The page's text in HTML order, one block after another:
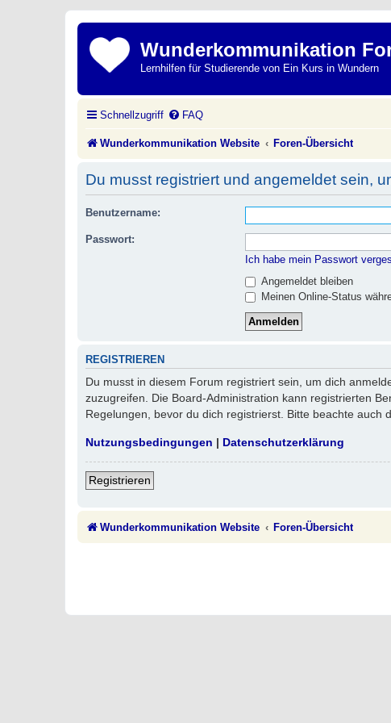
Wunderkommunikation
Lernhilfen für Studierende von Ein Kurs in Wundern
Schnellzugriff FAQ
Wunderkommunikation Website Foren-Übersicht
Du musst registriert und angemeldet sein,
Benutzername:
Passwort:
Ich habe mein Passwort
Angemeldet bleiben
Meinen Online-Status
REGISTRIEREN
Du musst in diesem Forum registriert sein, um dich
zuzugreifen. Die Board-Administration kann registrierten
Regelungen, bevor du dich registrierst. Bitte beachte auch
Nutzungsbedingungen | Datenschutzerklärung
Registrieren
Wunderkommunikation Website Foren-Übersicht